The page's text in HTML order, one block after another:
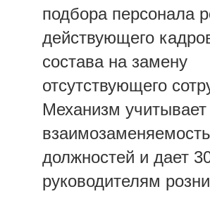
подбора персонала
действующего
состава на замену
отсутствующего
Механизм учитывает
взаимозаменяемость
должностей и дает
руководителям